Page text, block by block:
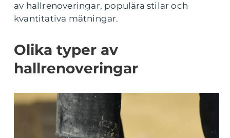
av hallrenoveringar, populära stilar och
kvantitativa mätningar.
Olika typer av
hallrenoveringar